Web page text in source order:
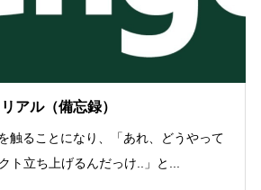
アル（備忘録）
触ることになり、「あれ、どうやって
ト立ち上げるんだっけ..」と...